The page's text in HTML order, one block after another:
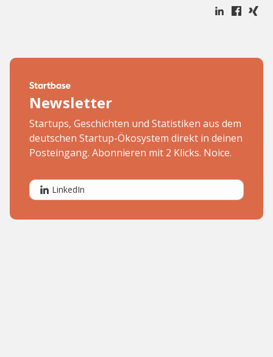
Newsletter
Startups, Geschichten und Statistiken aus dem
deutschen Startup-Ökosystem direkt in deinen
Posteingang. Abonnieren mit 2 Klicks. Noice.
LinkedIn